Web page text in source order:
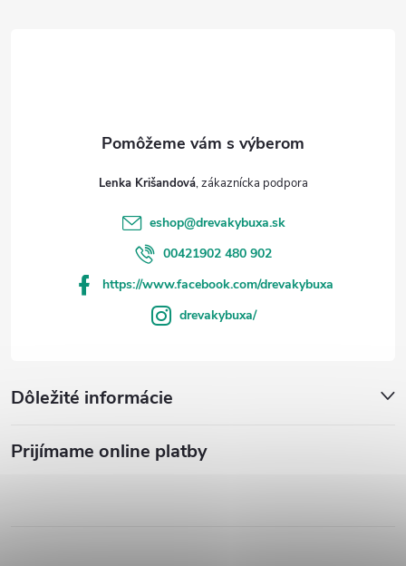
Lenka Krišandová
eshop@drevakybuxa.sk
00421902 480 902
https://www.facebook.com/drevakybuxa
drevakybuxa/
Dôležité informácie
Prijímame online platby